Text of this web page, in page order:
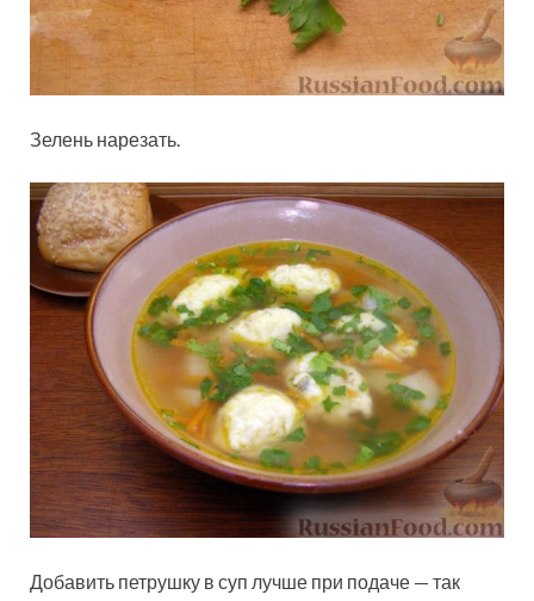
Зелень нарезать.
Добавить петрушку в суп лучше при подаче — так